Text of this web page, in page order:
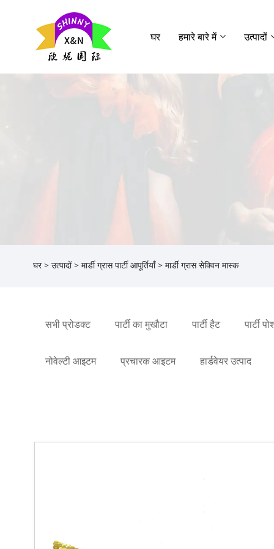
घर हमारे बारे में उत्पादों
घर > उत्पादों> मार्डी ग्रास पार्टी आपूर्तियाँ> मार्डी ग्रास सेक्विन मास्क
सभी प्रोडक्ट पार्टी का मुखौटा पार्टी हैट पार्टी
नोवेल्टी आइटम प्रचारक आइटम हार्डवेयर उत्पाद